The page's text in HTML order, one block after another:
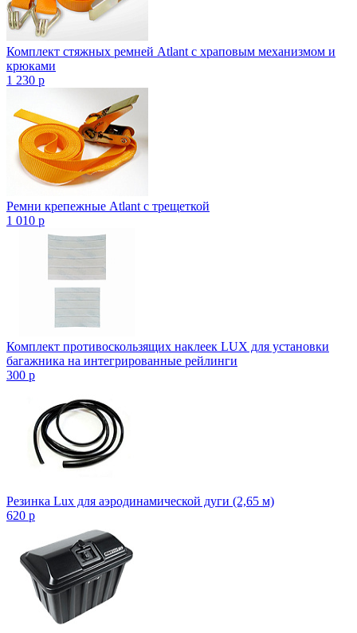
Комплект стяжных ремней Atlant с храповым механизмом и
крюками
1 230 p
Ремни крепежные Atlant с трещеткой
1 010 p
Комплект противоскользящих наклеек LUX для установки
багажника на интегрированные рейлинги
300 p
Резинка Lux для аэродинамической дуги (2,65 м)
620 p